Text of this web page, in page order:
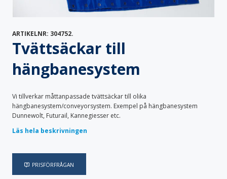
Säckställ
Vagnöverdrag
Vård & Omsorg
Bodystocking & pyjamas
Handdukar & frotté
Inkontinensskydd
Lakansskydd & draglakan
ARTIKELNR: 304752.
Tvättsäckar till
hängbanesystem
Vi tillverkar måttanpassade tvättsäckar till olika
hängbanesystem/conveyorsystem. Exempel på hängbanesystem
Dunnewolt, Futurail, Kannegiesser etc.
Läs hela beskrivningen
PRISFÖRFRÅGAN